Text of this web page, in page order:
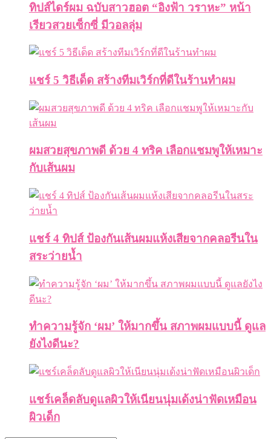
ทิปส์ไดร์ผม ฉบับสาวฮอต “อิงฟ้า วราหะ” หน้า
เรียวสวยเซ็กซี่ มีวอลลุ่ม
แชร์ 5 วิธีเด็ด สร้างทีมเวิร์กที่ดีในร้านทำผม
ผมสวยสุขภาพดี ด้วย 4 ทริค เลือกแชมพูให้เหมาะ
กับเส้นผม
แชร์ 4 ทิปส์ ป้องกันเส้นผมแห้งเสียจากคลอรีนใน
สระว่ายน้ำ
ทำความรู้จัก ‘ผม’ ให้มากขึ้น สภาพผมแบบนี้ ดูแล
ยังไงดีนะ?
แชร์เคล็ดลับดูแลผิวให้เนียนนุ่มเด้งน่าฟัดเหมือน
ผิวเด็ก